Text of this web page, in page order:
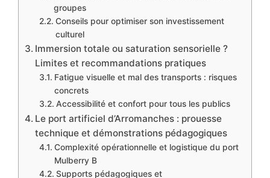
groupes
Conseils pour optimiser son investissement
culturel
Immersion totale ou saturation sensorielle ?
Limites et recommandations pratiques
Fatigue visuelle et mal des transports : risques
concrets
Accessibilité et confort pour tous les publics
Le port artificiel d’Arromanches : prouesse
technique et démonstrations pédagogiques
Complexité opérationnelle et logistique du port
Mulberry B
Supports pédagogiques et